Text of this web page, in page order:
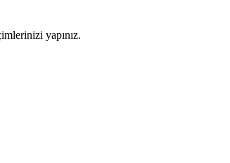
yapınız.